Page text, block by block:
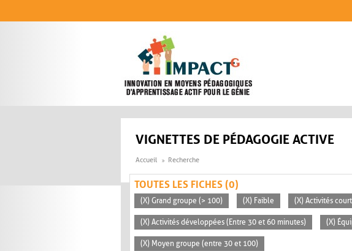
VIGNETTES DE PÉDAGOGIE ACTIVE
Accueil Recherche
TOUTES LES FICHES (0)
(X) Grand groupe (> 100) (X) Faible (X) Activités
(X) Activités développées (Entre 30 et 60 minutes) (X)
(X) Moyen groupe (entre 30 et 100)